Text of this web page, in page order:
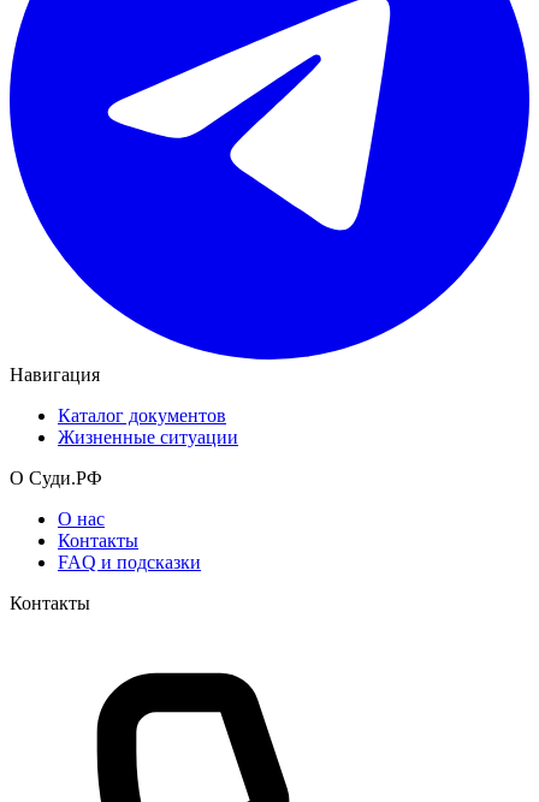
Навигация
Каталог документов
Жизненные ситуации
О Суди.РФ
О нас
Контакты
FAQ и подсказки
Контакты